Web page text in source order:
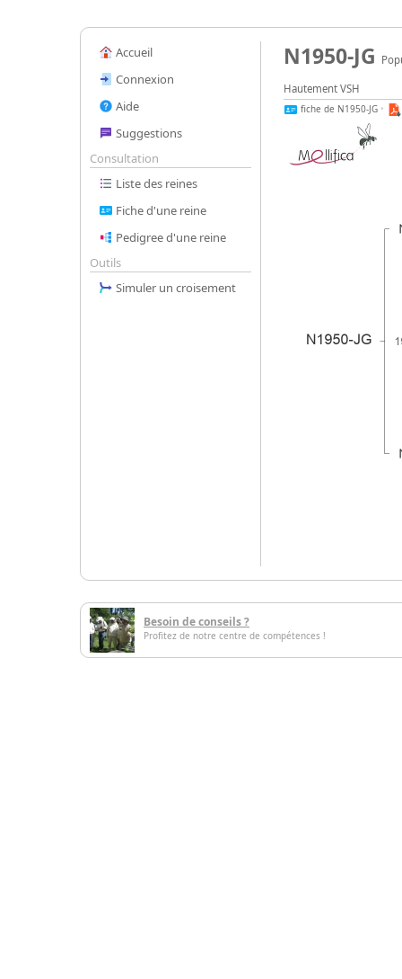
Accueil
Connexion
Aide
Suggestions
Consultation
Liste des reines
Fiche d'une reine
Pedigree d'une reine
Outils
Simuler un croisement
N1950-JG
Hautement VSH
fiche de N1950-JG •
Besoin de conseils ?
Profitez de notre centre de compétences !